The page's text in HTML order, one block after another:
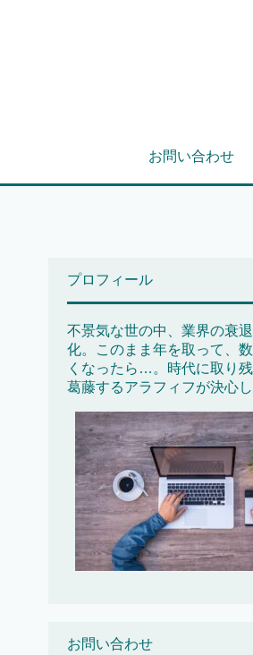
お問い合わせ
プロフィール
不景気な世の中、業界の衰
化。このまま年を取って、
くなったら…。時代に取り
葛藤するアラフィフが決心し
お問い合わせ